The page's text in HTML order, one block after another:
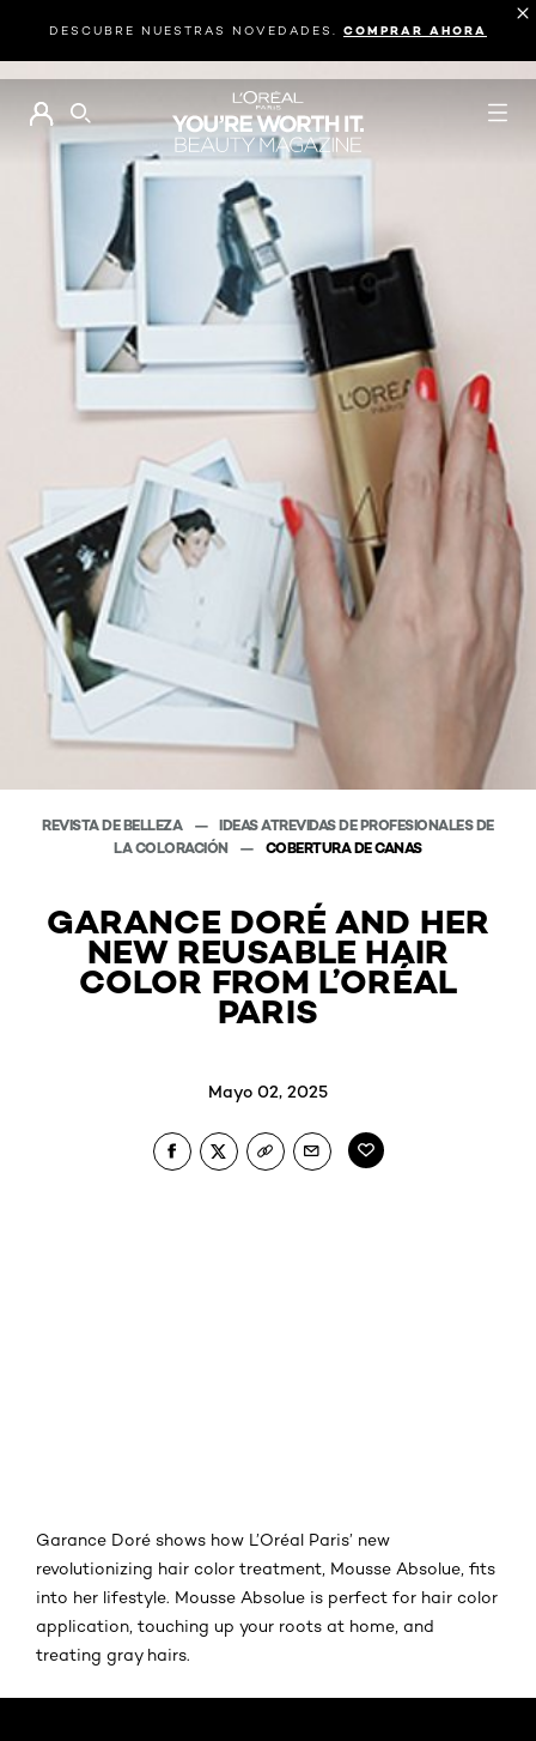
DESCUBRE NUESTRAS NOVEDADES. COMPRAR AHORA
BUSCAR
REVISTA DE BELLEZA
IDEAS ATREVIDAS DE PROFESIONALES DE
LA COLORACIÓN
COBERTURA DE CANAS
GARANCE DORÉ AND HER
NEW REUSABLE HAIR
COLOR FROM L’ORÉAL
PARIS
Mayo 02, 2025
Garance Doré shows how L’Oréal Paris’ new
revolutionizing hair color treatment, Mousse Absolue, fits
into her lifestyle. Mousse Absolue is perfect for hair color
application, touching up your roots at home, and
treating gray hairs.